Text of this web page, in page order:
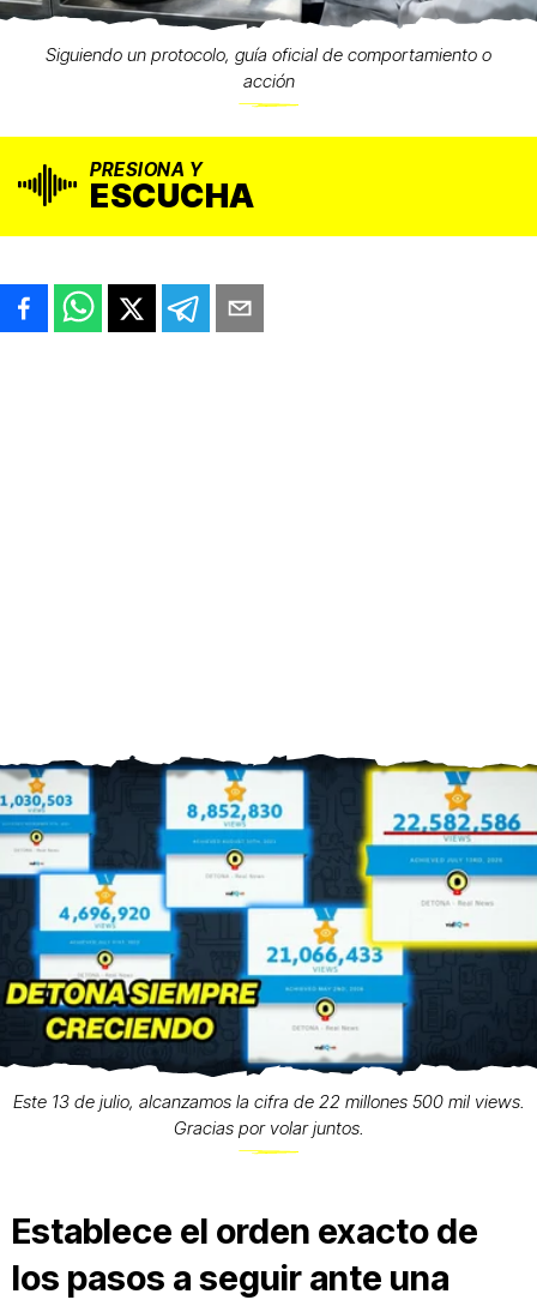
Siguiendo un protocolo, guía oficial de comportamiento o
acción
PRESIONA Y
ESCUCHA
Este 13 de julio, alcanzamos la cifra de 22 millones 500 mil views.
Gracias por volar juntos.
Establece el orden exacto de
los pasos a seguir ante una